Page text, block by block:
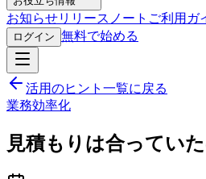
お知らせリリースノート ご利用ガ
ログイン 無料で始める
活用のヒント一覧に戻る
業務効率化
見積もりは合ってい